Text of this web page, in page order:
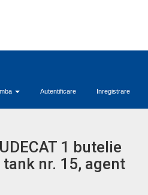
Autentificare Inregistrare
1 butelie
nr. 15, agent